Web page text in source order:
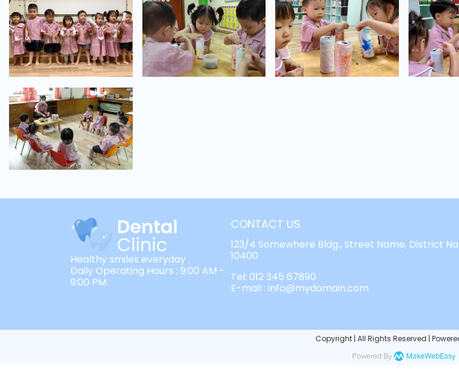
Healthy smiles everyday .
Daily Operating Hours : 9:00 AM -
9:00 PM
CONTACT US
123/4 Somewhere Bldg., Street Name, District
10400
Tel: 012 345 67890
E-mail : info@mydomain.com
Copyright | All Rights Reserved |
Powered By MakeWebEasy